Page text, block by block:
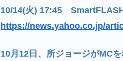
10/14(火) 17:45
https://news.yahoo.co.jp/
10月12日、所ジョージがMC